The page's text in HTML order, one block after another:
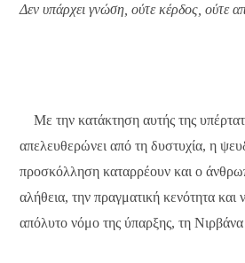
Δεν υπάρχει γνώση, ούτε κέρδος, ούτε
Με την κατάκτηση αυτής της
απελευθερώνει από τη δυστυχία, η
προσκόλληση καταρρέουν και ο
αλήθεια, την πραγματική κενότητα και
απόλυτο νόμο της ύπαρξης, τη Νιρβάνα